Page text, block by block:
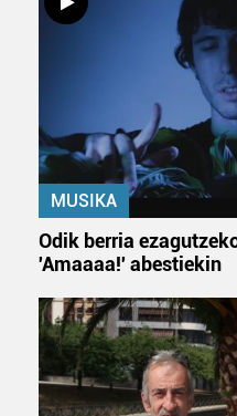
interes komertzial
bazkideen zerrenda,
duten interes legitimoa eta
Lortu zure datu
buruzko informazio
datuen atalean. Edozein
zure baimena Cookieen
Webgune honek cookie
fitxategiak erabiltzen ditu.
zerbitzuak hobetzeko
baliatzen gara. Ohar hau
erabiltzeko baimen
irakurri
MUSIKA
Odik berria
'Amaaaa!' abestiekin